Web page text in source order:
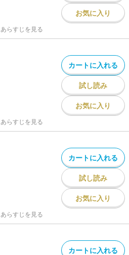
お気に入り
あらすじを見る
カートに入れる
試し読み
お気に入り
あらすじを見る
カートに入れる
試し読み
お気に入り
あらすじを見る
カートに入れる